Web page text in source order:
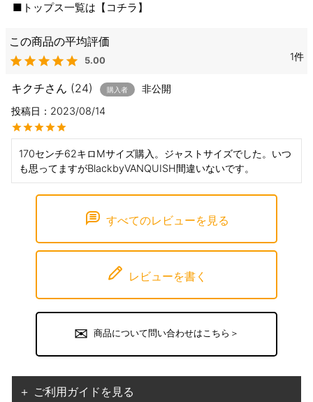
■トップス一覧は【 コチラ 】
5.00 1
キクチ 24 購入者
非公開
投稿日
2023/08/14
170センチ62キロMサイズ購入。ジャストサイズでした。いつ
も思ってますがBlackbyVANQUISH間違いないです。
すべてのレビューを見る
レビューを書く
商品について問い合わせはこちら＞
＋ ご利用ガイドを見る